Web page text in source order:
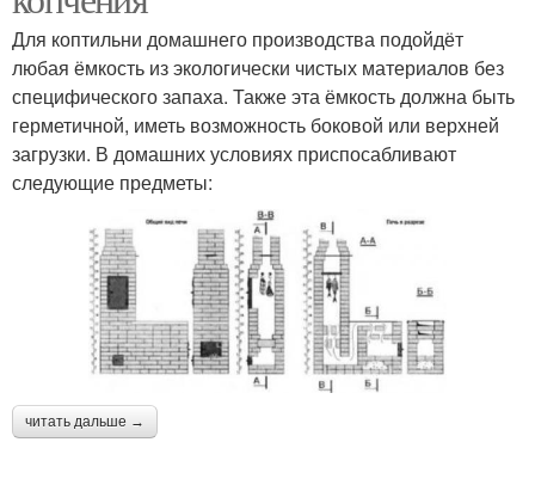
Для коптильни домашнего производства подойдёт
любая ёмкость из экологически чистых материалов без
специфического запаха. Также эта ёмкость должна быть
герметичной, иметь возможность боковой или верхней
загрузки. В домашних условиях приспосабливают
следующие предметы:
читать дальше →